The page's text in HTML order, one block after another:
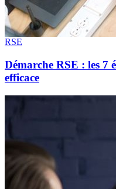
RSE
Démarche RSE : les 7
efficace